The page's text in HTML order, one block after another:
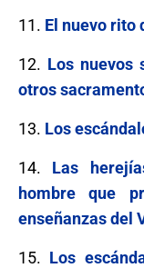
11. El nuevo rito
12. Los nuevos
otros
13. Los
14. Las
hombre que
enseñanzas del
15. Los